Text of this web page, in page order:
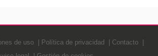
de uso Política de privacidad
Contacto